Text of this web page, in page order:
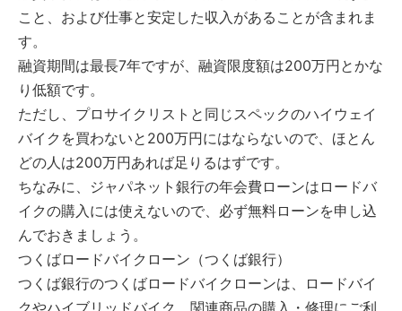
こと、および仕事と安定した収入があることが含まれま
す。
融資期間は最長7年ですが、融資限度額は200万円とかな
り低額です。
ただし、プロサイクリストと同じスペックのハイウェイ
バイクを買わないと200万円にはならないので、ほとん
どの人は200万円あれば足りるはずです。
ちなみに、ジャパネット銀行の年会費ローンはロードバ
イクの購入には使えないので、必ず無料ローンを申し込
んでおきましょう。
つくばロードバイクローン（つくば銀行）
つくば銀行のつくばロードバイクローンは、ロードバイ
クやハイブリッドバイク、関連商品の購入・修理にご利